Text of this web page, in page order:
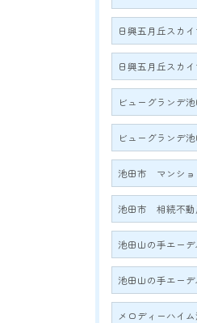
日興五月丘スカ
日興五月丘スカ
ビューグランデ
ビューグランデ
池田市 マンショ
池田市 相続不動
池田山の手エー
池田山の手エー
メロディーハイ